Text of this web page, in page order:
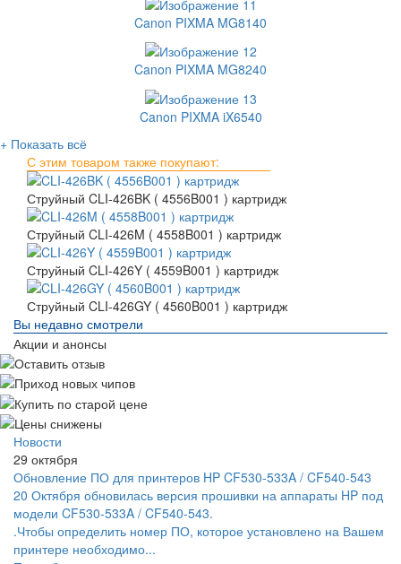
Canon PIXMA MG8140
Canon PIXMA MG8240
Canon PIXMA iX6540
+ Показать всё
С этим товаром также покупают:
Струйный CLI-426BK ( 4556B001 ) картридж
Струйный CLI-426M ( 4558B001 ) картридж
Струйный CLI-426Y ( 4559B001 ) картридж
Струйный CLI-426GY ( 4560B001 ) картридж
Вы недавно смотрели
Акции и анонсы
Новости
29 октября
Обновление ПО для принтеров HP CF530-533A / CF540-543
20 Октября обновилась версия прошивки на аппараты HP под
модели CF530-533A / CF540-543.
.Чтобы определить номер ПО, которое установлено на Вашем
принтере необходимо...